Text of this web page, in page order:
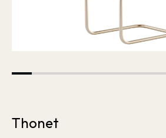
Thonet